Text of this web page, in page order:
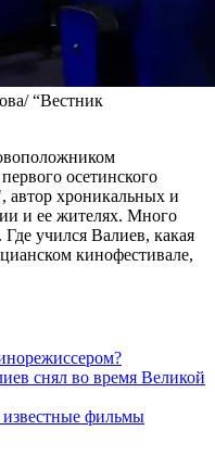
“Вестник
осетинского
автор хроникальных и
и ее жителях. Много
учился Валиев, какая
кинофестивале,
снял во время Великой
фильмы